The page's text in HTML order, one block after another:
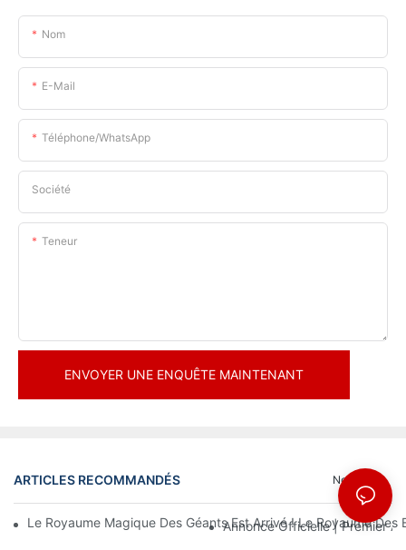
Nom
E-Mail
Téléphone/WhatsApp
Société
Teneur
ENVOYER UNE ENQUÊTE MAINTENANT
ARTICLES RECOMMANDÉS Nouvelles
Le Royaume Magique Des Géants Est Arrivé ! Le Royaume
Annonce Officielle | Premier